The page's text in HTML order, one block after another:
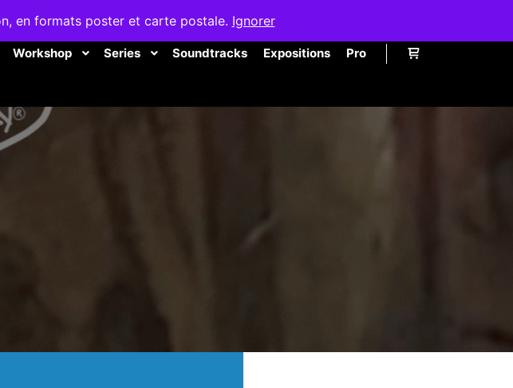
en formats poster et carte postale. Ignorer
Workshop Series Soundtracks Expositions Pro